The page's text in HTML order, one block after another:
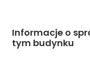
Informacje o
tym budynku